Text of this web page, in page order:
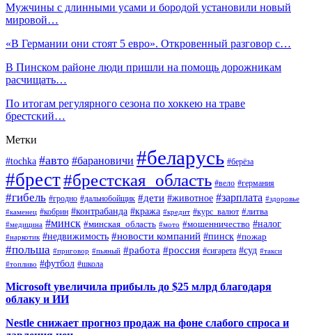
Мужчины с длинными усами и бородой установили новый
мировой…
«В Германии они стоят 5 евро». Откровенный разговор с…
В Пинском районе люди пришли на помощь дорожникам
расчищать…
По итогам регулярного сезона по хоккею на траве
брестский…
Метки
#tochka #авто #барановичи #беларусь #берёза
#брест#брестская_область #вело #германия
#гибель #гродно #дальнобойщик #дети #животное #зарплата #здоровье
#каменец #кобрин #контрабанда #кража #кредит #курс_валют #литва
#медицина #минск #минская_область #мото #мошенничество #налог
#наркотик #недвижимость #новости компаний #пинск #пожар
#польша #приговор #пьяный #работа #россия #сигарета #суд #такси
#топливо #футбол #школа
Microsoft увеличила прибыль до $25 млрд благодаря
облаку и ИИ
Nestle снижает прогноз продаж на фоне слабого спроса и